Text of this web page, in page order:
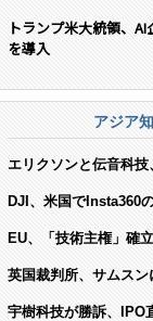
トランプ米大統領、
を導入
アジア
エリクソンと伝音科
DJI、米国でInsta360
EU、「技術主権」確
英国裁判所、サムス
宇樹科技が勝訴、IPO